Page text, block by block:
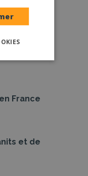
en France
et de